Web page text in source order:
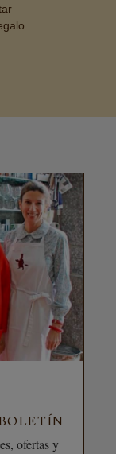
ofertas y